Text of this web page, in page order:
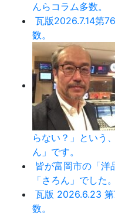
んらコラム多数。
瓦版2026.7.14第
数。
らない？」という
ん」です。
皆が富岡市の「洋
「さろん」でした。
瓦版 2026.6.23 第
数。